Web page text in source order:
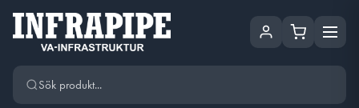
Hoppa
Hoppa till huvudinnehåll